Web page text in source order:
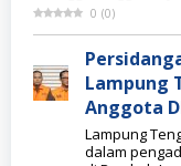
0 (0)
Lampung
Anggota
Lampung
dalam